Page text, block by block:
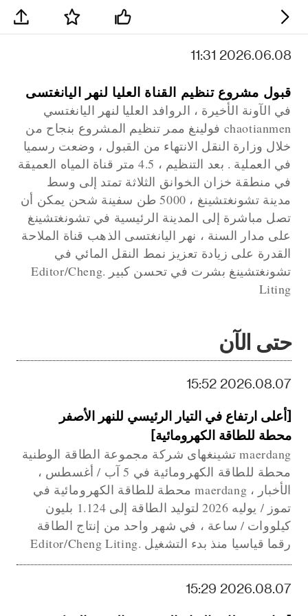
2026.06.08 11:31
قبول مشروع تنظيم القناة العليا لنهر اليانغتسى
في الآونة الأخيرة ، الروافد العليا لنهر اليانغتسي
chaotianmen فولينغ ممر تنظيم المشروع بنجاح من
خلال وزارة النقل الانتهاء من القبول ، وضعت رسميا
في العملية . بعد التنظيم ، 4.5 متر قناة المياه العميقة
في منطقة خزان الخوانق الثلاثة تمتد إلى وسط
مدينة تشونغتشينغ ، 5000 طن سفينة شحن يمكن أن
تصل مباشرة إلى المدينة الرئيسية في تشونغتشينغ
على مدار السنة ، نهر اليانغتسى الذهب قناة الملاحة
القدرة على زيادة تعزيز نمط النقل المائي في
تشونغتشينغ بشرت في تحسن كبير .Editor/Cheng
Liting
حتى الآن
2026.08.07 15:52
[أعلى ارتفاع في التيار الرئيسي للنهر الأصفر
محطة للطاقة الكهرومائية]
maerdang تشينغهاى شركة مجموعة الطاقة الوطنية
محطة للطاقة الكهرومائية في 5 آب / أغسطس ،
الأخبار ، maerdang محطة للطاقة الكهرومائية في
تموز / يوليه 2026 لتوليد الطاقة إلى 1.124 بليون
كيلووات / ساعة ، في شهر واحد من إنتاج الطاقة
رقما قياسيا منذ بدء التشغيل .Editor/Cheng Liting
2026.08.07 15:29